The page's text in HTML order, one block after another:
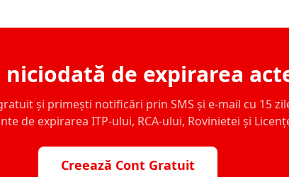
de expirarea
și primești notificări prin SMS și e-mail cu 15
de expirarea ITP-ului, RCA-ului, Rovinietei și
Creează Cont Gratuit